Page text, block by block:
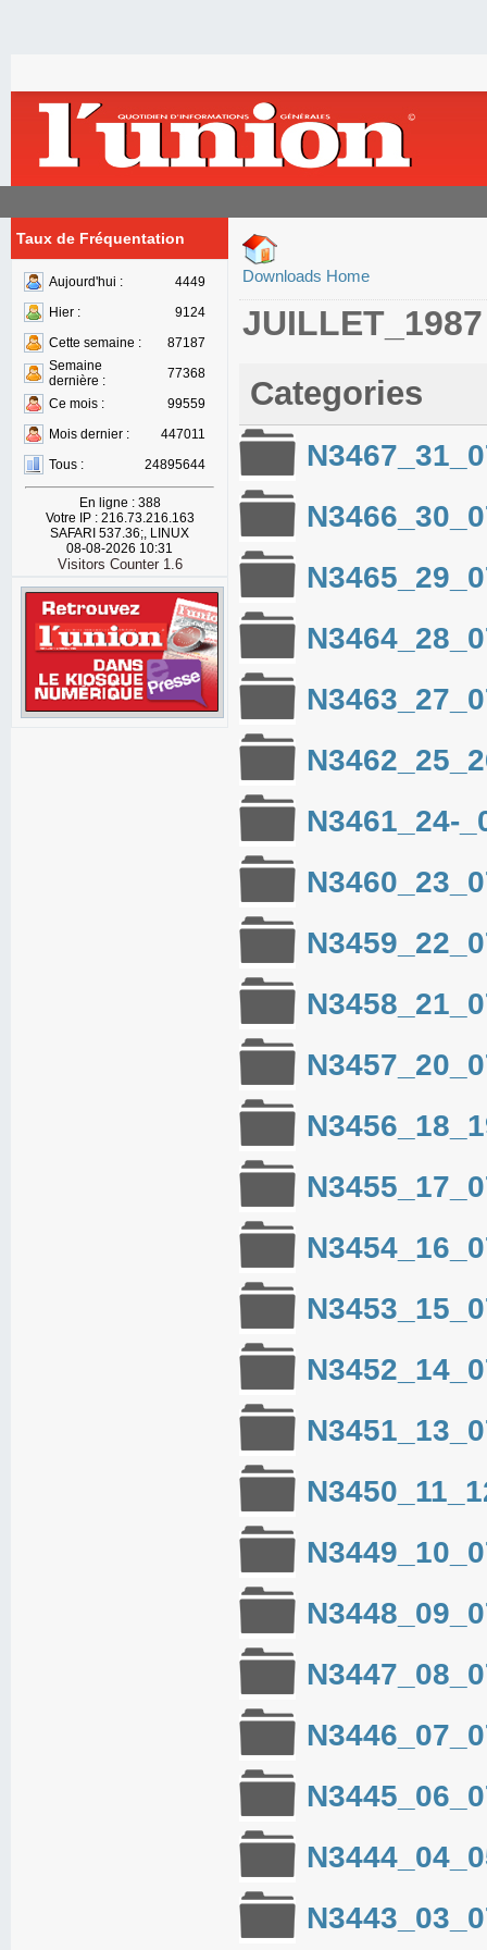
Taux de Fréquentation
Aujourd'hui :
4449
Hier :
9124
Cette semaine :
87187
Semaine
dernière :
77368
Ce mois :
99559
Mois dernier :
447011
Tous :
24895644
En ligne : 388
Votre IP : 216.73.216.163
SAFARI 537.36;, LINUX
08-08-2026 10:31
Visitors Counter 1.6
Downloads Home
JUILLET_1987
Categories
N3461_24-